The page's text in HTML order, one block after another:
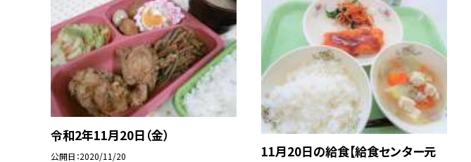
令和2年11月20日（金）
公開日 2020/11/20
11月20日の給食【給食センター元